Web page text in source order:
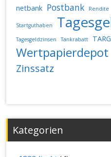
netbank Postbank Rendite
Startguthaben
Tagesgeldzinsen Tankrabatt
Wertpapierdepot
Zinssatz
Kategorien